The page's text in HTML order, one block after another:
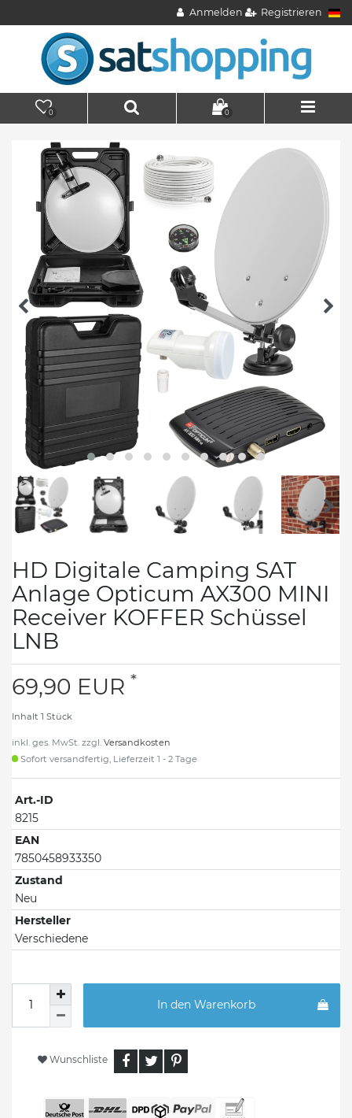
Anmelden Registrieren
0 0
HD Digitale Camping SAT
Anlage Opticum AX300 MINI
Receiver KOFFER Schüssel
LNB
69,90 EUR *
Inhalt 1 Stück
inkl. ges. MwSt. zzgl. Versandkosten
Sofort versandfertig, Lieferzeit 1 - 2 Tage
Art.-ID
8215
EAN
7850458933350
Zustand
Neu
Hersteller
Verschiedene
In den Warenkorb
Wunschliste